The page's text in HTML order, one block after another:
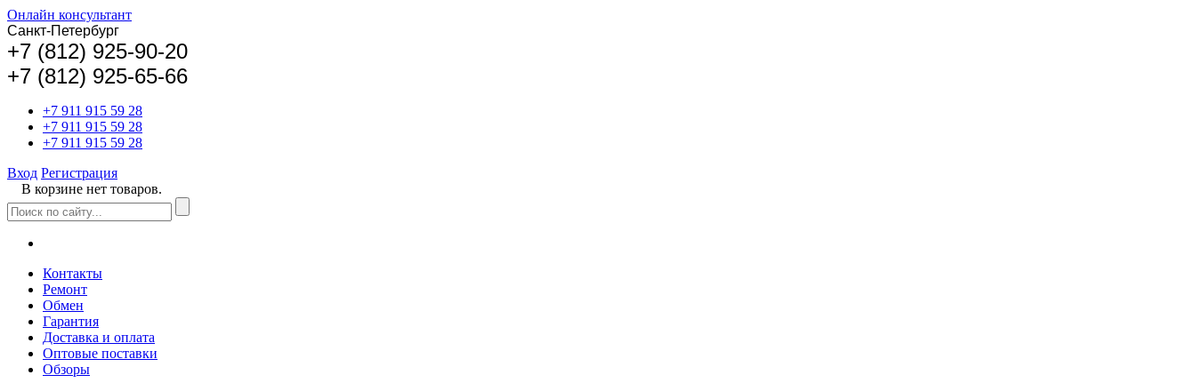
Онлайн консультант
Санкт-Петербург
+7 (812) 925-90-20
+7 (812) 925-65-66
+7 911 915 59 28
+7 911 915 59 28
+7 911 915 59 28
Вход Регистрация
В корзине нет товаров.
Контакты
Ремонт
Обмен
Гарантия
Доставка и оплата
Оптовые поставки
Обзоры